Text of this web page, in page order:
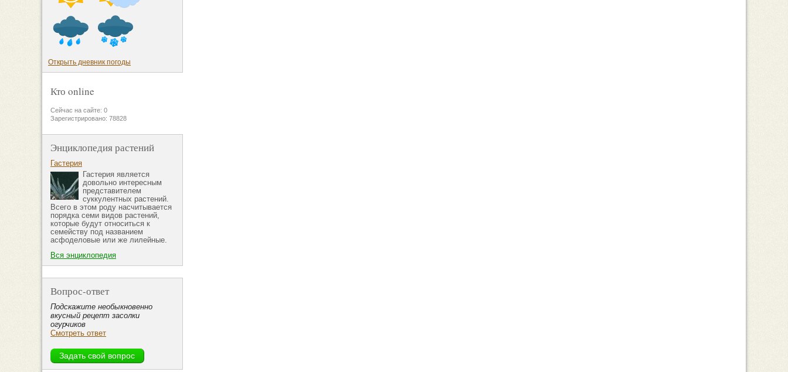
Открыть дневник погоды
Кто online
Сейчас на сайте: 0
Зарегистрировано: 78828
Энциклопедия растений
Гастерия
Гастерия является
довольно интересным
представителем
суккулентных растений.
Всего в этом роду насчитывается
порядка семи видов растений,
которые будут относиться к
семейству под названием
асфоделовые или же лилейные.
Вся энциклопедия
Вопрос-ответ
Подскажите необыкновенно
вкусный рецепт засолки
огурчиков
Смотреть ответ